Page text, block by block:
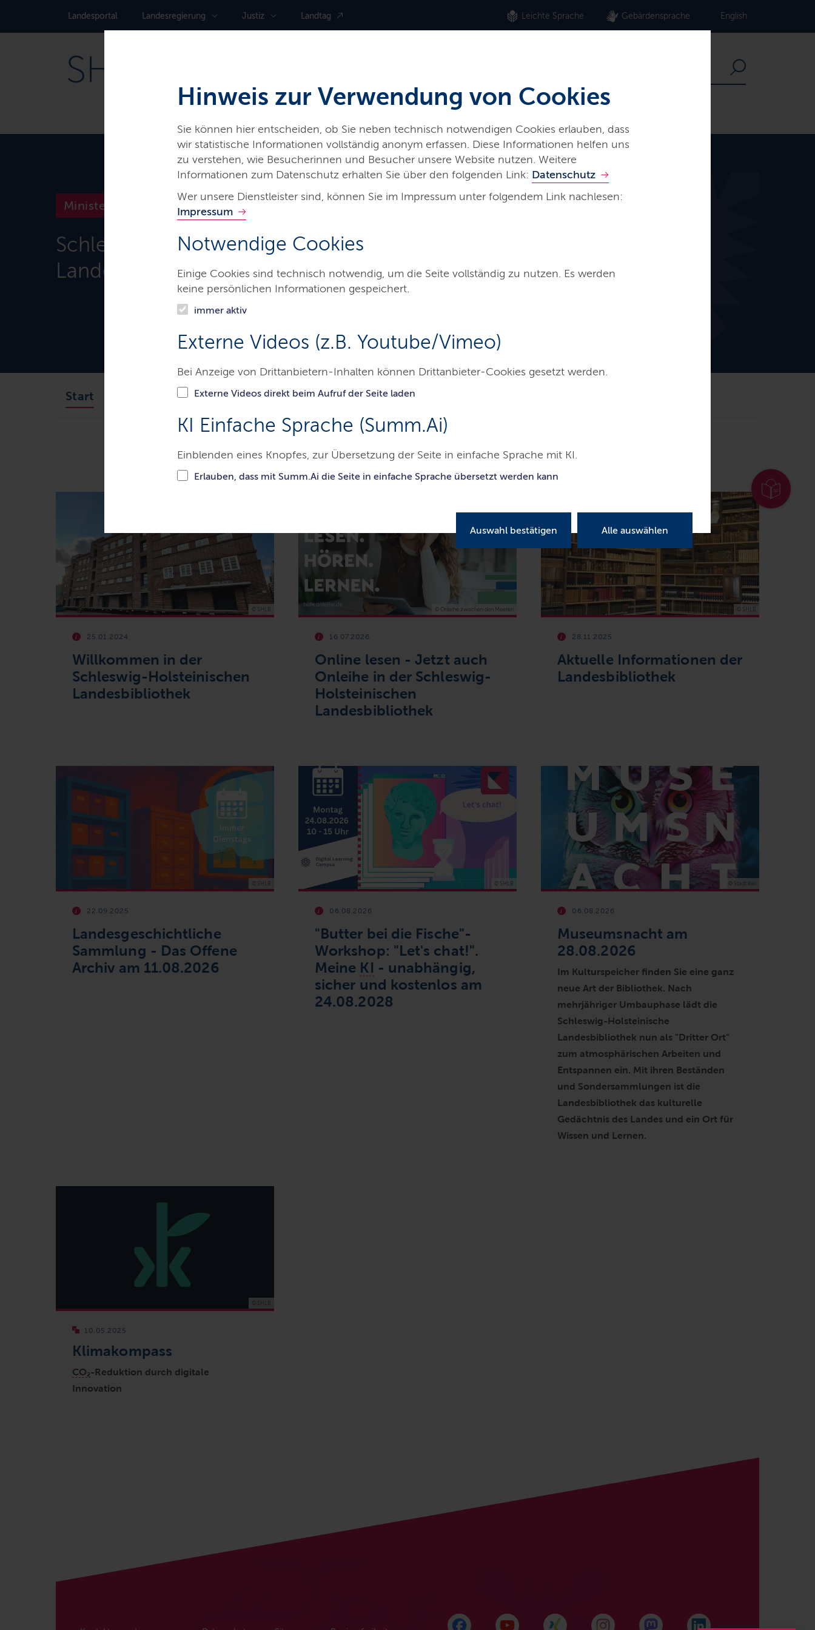
Hinweis zur Verwendung von Cookies
Sie können hier entscheiden, ob Sie neben technisch notwendigen Cookies erlauben, dass
wir statistische Informationen vollständig anonym erfassen. Diese Informationen helfen uns
zu verstehen, wie Besucherinnen und Besucher unsere Website nutzen. Weitere
Informationen zum Datenschutz erhalten Sie über den folgenden Link: Datenschutz
Wer unsere Dienstleister sind, können Sie im Impressum unter folgendem Link nachlesen:
Impressum
Notwendige Cookies
Einige Cookies sind technisch notwendig, um die Seite vollständig zu nutzen. Es werden
keine persönlichen Informationen gespeichert.
immer aktiv
Externe Videos (z.B. Youtube/Vimeo)
Bei Anzeige von Drittanbietern-Inhalten können Drittanbieter-Cookies gesetzt werden.
Externe Videos direkt beim Aufruf der Seite laden
KI Einfache Sprache (Summ.Ai)
Einblenden eines Knopfes, zur Übersetzung der Seite in einfache Sprache mit KI.
Erlauben, dass mit Summ.Ai die Seite in einfache Sprache übersetzt werden kann
Auswahl bestätigen Alle auswählen
Landes­portal Landes­regierung Justiz Landtag Leichte Sprache Gebärdensprache English
Schleswig-Holsteinische
Landesbibliothek
Ministerien & Behörden
Start Digitales Zentrum Sammlungen
Schleswig-Holsteinische Landesbibliothek
Willkommen in der
Schleswig-Holsteinischen
Landesbibliothek
25.01.2024
© SHLB
Online lesen - Jetzt auch
Onleihe in der Schleswig-
Holsteinischen
Landesbibliothek
16.07.2026
© Onleihe zwischen den Meeren
Aktuelle Informationen der
Landesbibliothek
28.11.2025
© SHLB
Landesgeschichtliche
Sammlung - Das Offene
Archiv am 11.08.2026
22.09.2025
© SHLB
"Butter bei die Fische"-
Workshop: "Let's chat!".
Meine KI - unabhängig,
sicher und kostenlos am
24.08.2028
06.08.2026
© SHLB
Museumsnacht am
28.08.2026
06.08.2026
Im Kulturspeicher finden Sie eine ganz
neue Art der Bibliothek. Nach
mehrjähriger Umbauphase lädt die
Schleswig-Holsteinische
Landesbibliothek nun als "Dritter Ort"
zum atmosphärischen Arbeiten und
Entspannen ein. Mit ihren Beständen
und Sondersammlungen ist die
Landesbibliothek das kulturelle
Gedächtnis des Landes und ein Ort für
Wissen und Lernen.
© Stadt Kiel
Klimakompass
10.05.2025
CO₂-Reduktion durch digitale
Innovation